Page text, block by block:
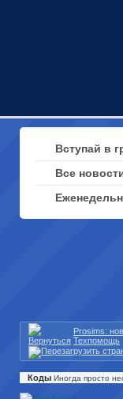
Вступай в
Все
Prosims:
Техпомощь
Коды Иногда просто